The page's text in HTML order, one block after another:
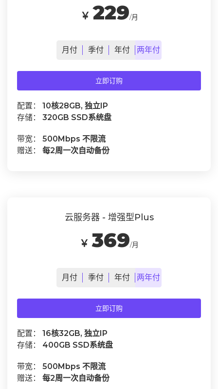
￥ 229/月
月 付 季付 年付 两年付
立即订购
配置： 10核28GB, 独立IP
存储： 320GB SSD系统盘
带宽： 500Mbps 不限流
赠送： 每2周一次自动备份
云服务器 - 增强型Plus
￥369/月
月 付 季付 年付 两年付
立即订购
配置： 16核32GB, 独立IP
存储： 400GB SSD系统盘
带宽： 500Mbps 不限流
赠送： 每2周一次自动备份